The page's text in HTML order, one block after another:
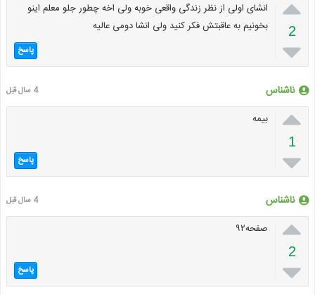

2

انشای اولی از نظر زندگی واقعی خوبه ولی اخه چطور جلو معلم اینو
بخونیم به عاقبتش فکر کنید ولی انشا دومی عالیه
پاسخ
ناشناس 4 سال قبل

1

بیمه
پاسخ
ناشناس 4 سال قبل

2

صفحه۹۲
پاسخ